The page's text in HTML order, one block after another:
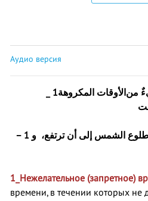
Аудио версия
1 _الأوقات المكروهة من
1 – الشمس إلى أن ترتفع، و
1_ Нежелательное (запретное)
времени, в течении которых не